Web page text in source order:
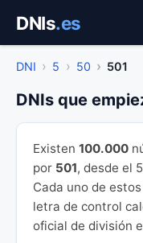
contenido
DNIs.es
DNI 5 50 501
DNIs que
Existen 100.000
por 501, desde el
Cada uno de
letra de control
oficial de división